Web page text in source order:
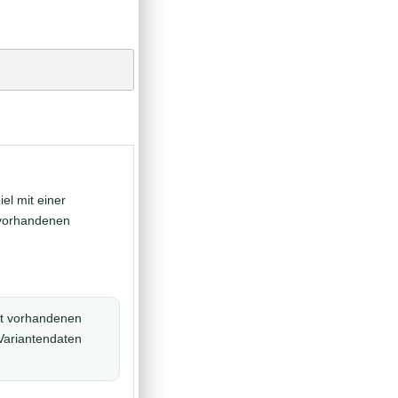
mit einer
vorhandenen